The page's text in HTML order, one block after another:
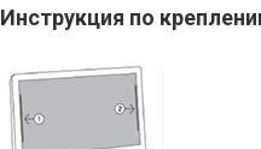
Инструкция по